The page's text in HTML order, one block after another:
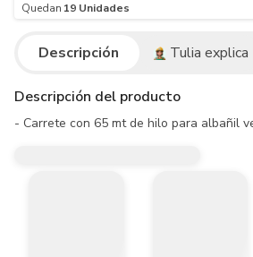
Quedan 19 Unidades
Descripción Tulia explica
Descripción del producto
- Carrete con 65 mt de hilo para albañil